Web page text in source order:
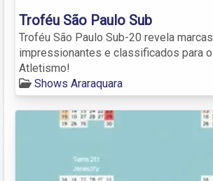
Troféu São Paulo Sub
Troféu São Paulo Sub-20 revela marcas
impressionantes e classificados para
Atletismo!
Shows Araraquara